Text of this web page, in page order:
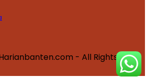
- All Rights